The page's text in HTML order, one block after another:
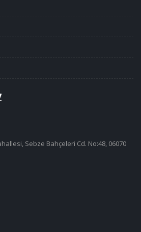
Sebze Bahçeleri Cd. No:48, 06070